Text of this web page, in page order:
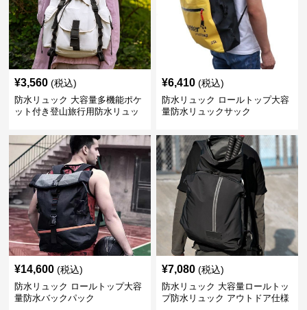
¥3,560 (税込)
防水リュック 大容量多機能ポケ
ット付き登山旅行用防水リュッ
¥6,410 (税込)
防水リュック ロールトップ大容
量防水リュックサック
¥14,600 (税込)
防水リュック ロールトップ大容
量防水バックパック
¥7,080 (税込)
防水リュック 大容量ロールトッ
プ防水リュック アウトドア仕様